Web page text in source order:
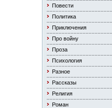
Повести
Политика
Приключения
Про войну
Проза
Психология
Разное
Рассказы
Религия
Роман